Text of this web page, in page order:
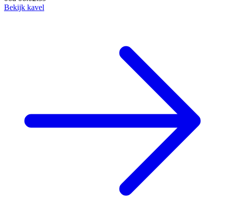
Bekijk kavel